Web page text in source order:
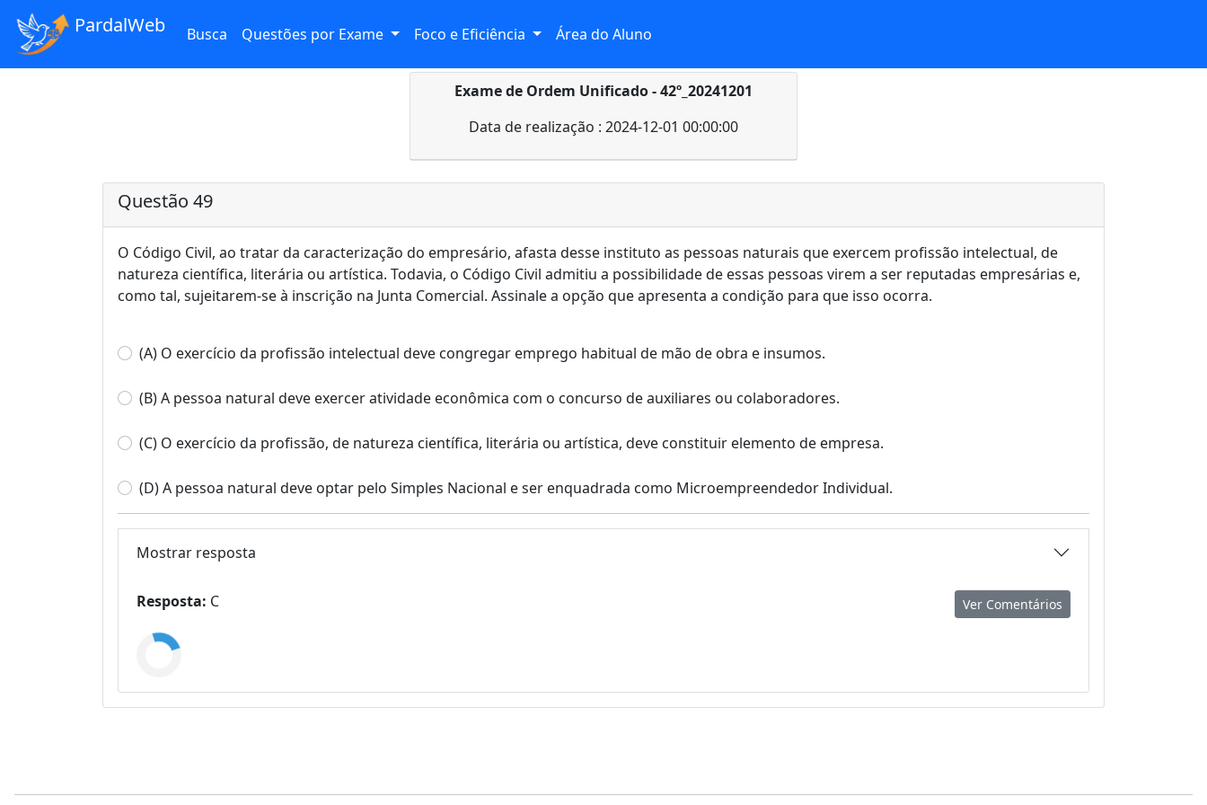
PardalWeb Busca Questões por Exame Foco e Eficiência Área do Aluno
Exame de Ordem Unificado - 42º_20241201
Data de realização : 2024-12-01 00:00:00
Questão 49
O Código Civil, ao tratar da caracterização do empresário, afasta desse instituto as pessoas naturais que exercem profissão intelectual, de
natureza científica, literária ou artística. Todavia, o Código Civil admitiu a possibilidade de essas pessoas virem a ser reputadas empresárias e,
como tal, sujeitarem-se à inscrição na Junta Comercial. Assinale a opção que apresenta a condição para que isso ocorra.
(A) O exercício da profissão intelectual deve congregar emprego habitual de mão de obra e insumos.
(B) A pessoa natural deve exercer atividade econômica com o concurso de auxiliares ou colaboradores.
(C) O exercício da profissão, de natureza científica, literária ou artística, deve constituir elemento de empresa.
(D) A pessoa natural deve optar pelo Simples Nacional e ser enquadrada como Microempreendedor Individual.
Mostrar resposta
Resposta: C Ver Comentários